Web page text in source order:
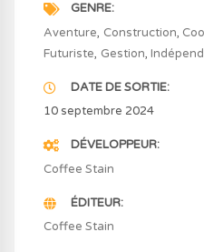
GENRE
Aventure Construction
Futuriste Gestion
DATE DE SORTIE
10 septembre 2024
DÉVELOPPEUR
Coffee Stain
ÉDITEUR
Coffee Stain